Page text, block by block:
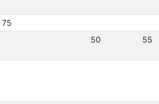
75
50 55